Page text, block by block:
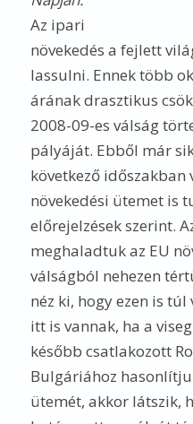
Az ipari
növekedés a fejlett
lassulni. Ennek több
árának drasztikus
2008-09-es válság
pályáját. Ebből már
következő
növekedési ütemet is
előrejelzések szerint.
meghaladtuk az EU
válságból nehezen
néz ki, hogy ezen is
itt is vannak, ha a
később csatlakozott
Bulgáriához
ütemét, akkor látszik,